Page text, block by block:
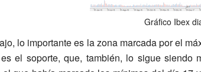
Gráfico Ibex
lo importante es la zona marcada por el
el soporte, que, también, lo sigue siendo